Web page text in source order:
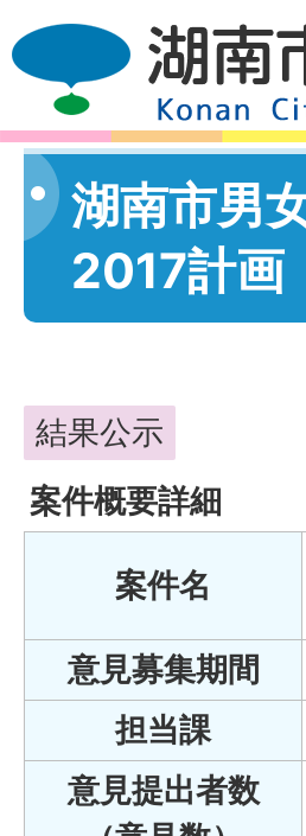
湖南市男
2017計画
結果公示
案件概要詳細
案件名
意見募集期間
担当課
意見提出者数